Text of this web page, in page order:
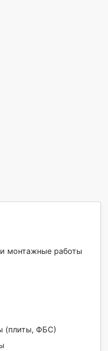
монтажные работы
(плиты, ФБС)